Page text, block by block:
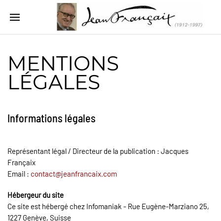
MENTIONS
LÉGALES
Informations légales
Représentant légal / Directeur de la publication : Jacques
Françaix
Email : contact@jeanfrancaix.com
Hébergeur du site
Ce site est hébergé chez Infomaniak - Rue Eugène-Marziano 25,
1227 Genève, Suisse